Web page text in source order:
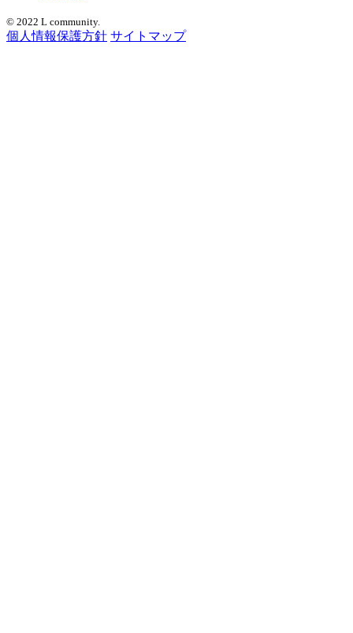
© 2022 L community.
個人情報保護方針 サイトマップ